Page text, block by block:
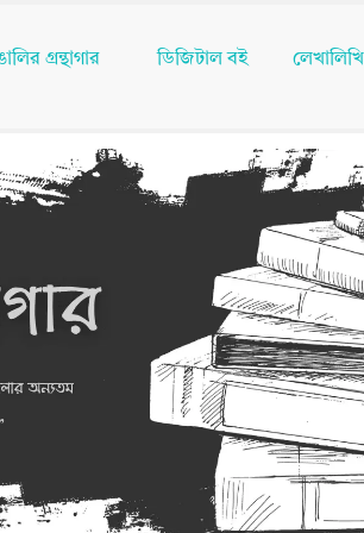
গ্রন্থাগার ডিজিটাল বই লেখালিখি